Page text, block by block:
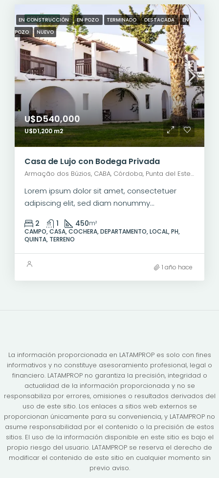
DESTACADO
EN CONSTRUCCIÓN EN POZO TERMINADO DESTACADA
EN
POZO
NUEVO
U$D540,000
U$D1,200 m2
Casa de Lujo con Bodega Privada
Armação dos Búzios, CABA, Córdoba, Punta del Este, Rosario, Santiago de Chile, Valparaíso, Villa Dolores, Viña del Mar
Lorem ipsum dolor sit amet, consectetuer
adipiscing elit, sed diam nonummy...
2 1 450m²
CAMPO, CASA, COCHERA, DEPARTAMENTO, LOCAL, PH,
QUINTA, TERRENO
1 año hace
La información proporcionada en LATAMPROP es solo con fines
informativos y no constituye asesoramiento profesional, legal o
financiero. LATAMPROP no garantiza la precisión, integridad o
actualidad de la información proporcionada y no se
responsabiliza por errores, omisiones o resultados derivados del
uso de este sitio. Los enlaces a sitios web externos se
proporcionan únicamente para su conveniencia, y LATAMPROP no
asume responsabilidad por el contenido o la precisión de estos
sitios. El uso de la información disponible en este sitio es bajo el
propio riesgo del usuario. LATAMPROP se reserva el derecho de
modificar el contenido de este sitio en cualquier momento sin
previo aviso.